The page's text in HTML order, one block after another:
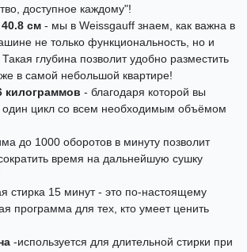
доступное каждому"!
см - мы в Weissgauff знаем, как важна в
не только функциональность, но и
Такая глубина позволит удобно разместить
в самой небольшой квартире!
килограммов - благодаря которой вы
один цикл со всем необходимым объёмом
до 1000 оборотов в минуту позволит
время на дальнейшую сушку
стирка 15 минут - это по-настоящему
программа для тех, кто умеет ценить
-используется для длительной стирки при